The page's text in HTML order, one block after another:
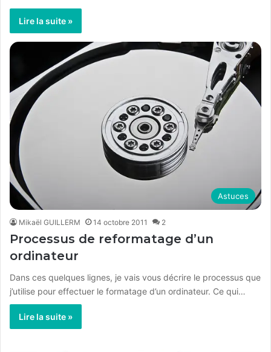
Lire la suite »
Astuces
Mikaël GUILLERM 14 octobre 2011 2
Processus de reformatage d’un
ordinateur
Dans ces quelques lignes, je vais vous décrire le processus que
j’utilise pour effectuer le formatage d’un ordinateur. Ce qui…
Lire la suite »